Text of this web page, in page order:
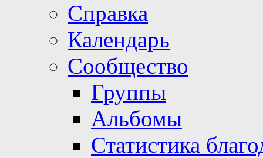
Справка
Календарь
Сообщество
Группы
Альбомы
Статистика